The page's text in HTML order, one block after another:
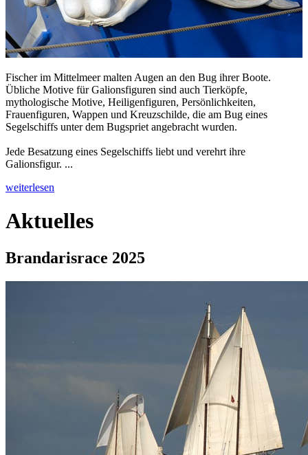
Fischer im Mittelmeer malten Augen an den Bug ihrer Boote.
Übliche Motive für Galionsfiguren sind auch Tierköpfe,
mythologische Motive, Heiligenfiguren, Persönlichkeiten,
Frauenfiguren, Wappen und Kreuzschilde, die am Bug eines
Segelschiffs unter dem Bugspriet angebracht wurden.
Jede Besatzung eines Segelschiffs liebt und verehrt ihre
Galionsfigur. ...
weiterlesen
Aktuelles
Brandarisrace 2025